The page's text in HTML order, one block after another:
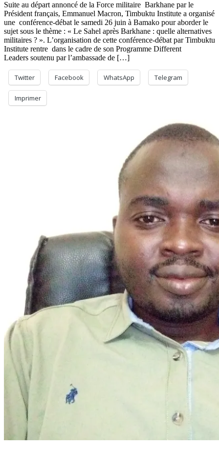
Suite au départ annoncé de la Force militaire Barkhane par le
Président français, Emmanuel Macron, Timbuktu Institute a organisé
une conférence-débat le samedi 26 juin à Bamako pour aborder le
sujet sous le thème : « Le Sahel après Barkhane : quelle alternatives
militaires ? ». L’organisation de cette conférence-débat par Timbuktu
Institute rentre dans le cadre de son Programme Different
Leaders soutenu par l’ambassade de […]
Twitter Facebook WhatsApp Telegram
Imprimer